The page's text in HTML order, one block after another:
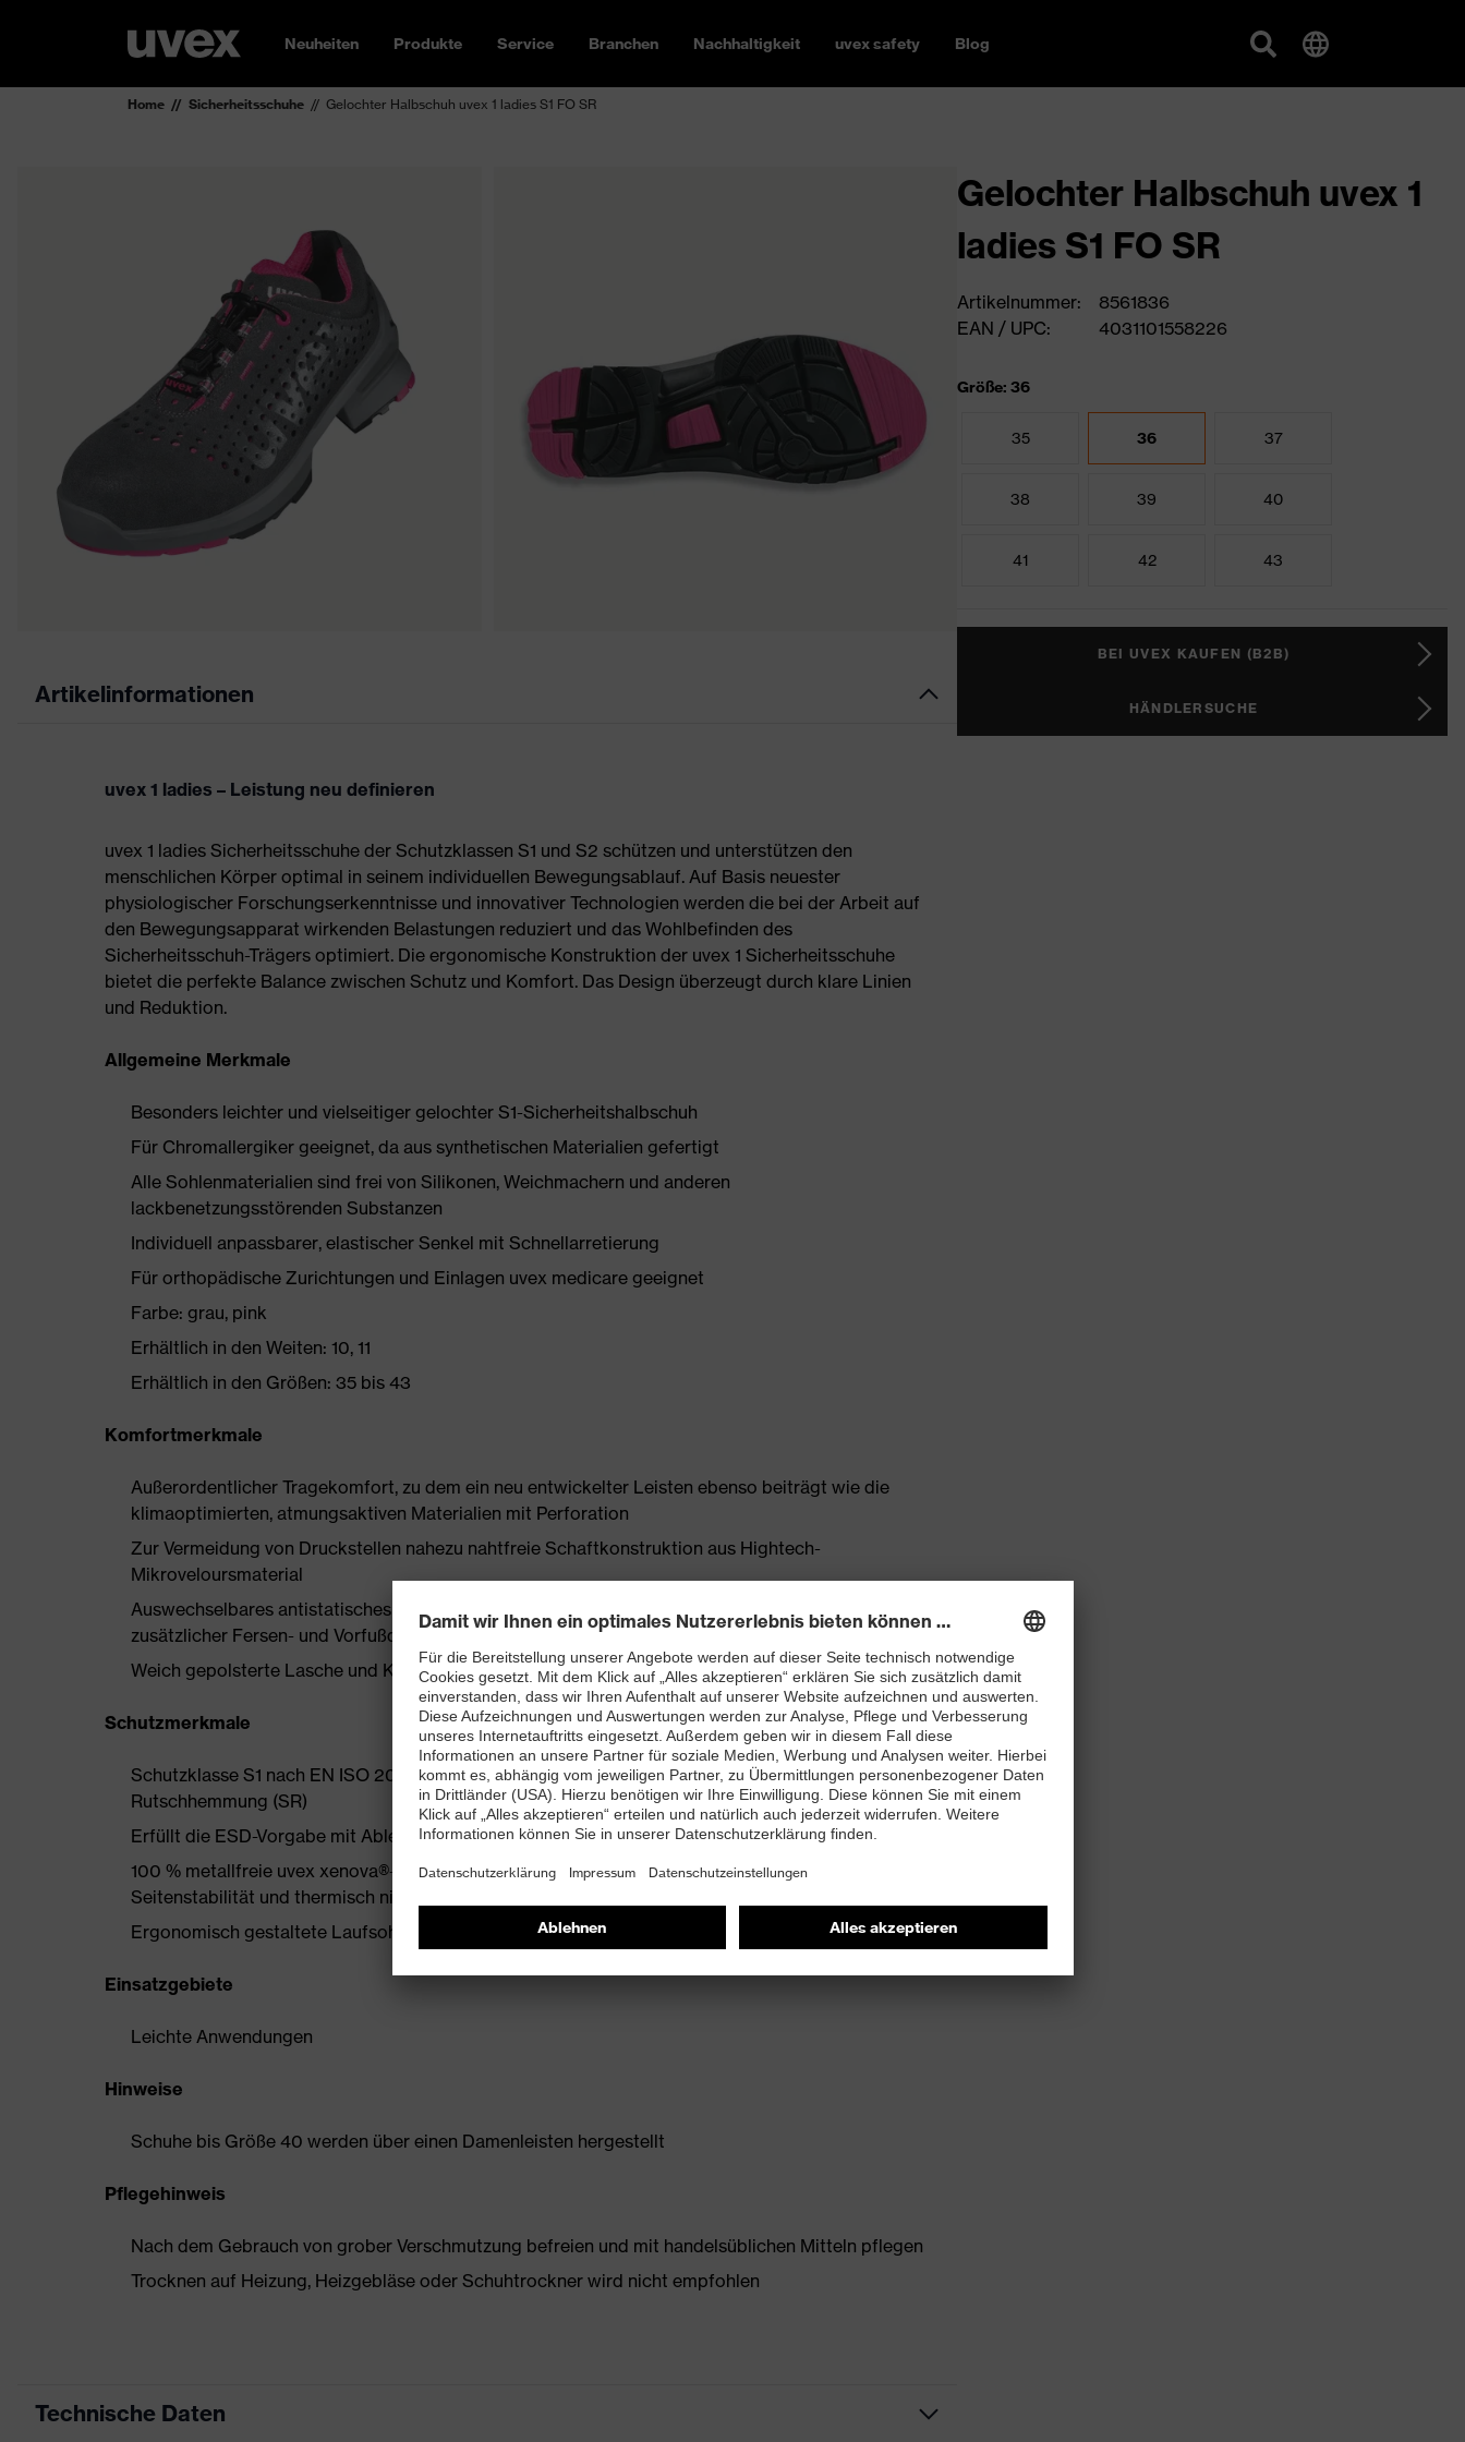
Neuheiten Produkte Service Branchen Nachhaltigkeit uvex safety Blog
Home Sicherheitsschuhe Gelochter Halbschuh uvex 1 ladies S1 FO SR
Artikelinformationen
uvex 1 ladies – Leistung neu definieren
uvex 1 ladies Sicherheitsschuhe der Schutzklassen S1 und S2 schützen und unterstützen den
menschlichen Körper optimal in seinem individuellen Bewegungsablauf. Auf Basis neuester
physiologischer Forschungserkenntnisse und innovativer Technologien werden die bei der Arbeit auf
den Bewegungsapparat wirkenden Belastungen reduziert und das Wohlbefinden des
Sicherheitsschuh-Trägers optimiert. Die ergonomische Konstruktion der uvex 1 Sicherheitsschuhe
bietet die perfekte Balance zwischen Schutz und Komfort. Das Design überzeugt durch klare Linien
und Reduktion.
Allgemeine Merkmale
Besonders leichter und vielseitiger gelochter S1-Sicherheitshalbschuh
Für Chromallergiker geeignet, da aus synthetischen Materialien gefertigt
Alle Sohlenmaterialien sind frei von Silikonen, Weichmachern und anderen
lackbenetzungsstörenden Substanzen
Individuell anpassbarer, elastischer Senkel mit Schnellarretierung
Für orthopädische Zurichtungen und Einlagen uvex medicare geeignet
Farbe: grau, pink
Erhältlich in den Weiten: 10, 11
Erhältlich in den Größen: 35 bis 43
Komfortmerkmale
Außerordentlicher Tragekomfort, zu dem ein neu entwickelter Leisten ebenso beiträgt wie die
klimaoptimierten, atmungsaktiven Materialien mit Perforation
Zur Vermeidung von Druckstellen nahezu nahtfreie Schaftkonstruktion aus Hightech-
Mikroveloursmaterial
Auswechselbares antistatisches Komfortfußbett mit Feuchtigkeitstransportsystem und
zusätzlicher Fersen- und Vorfußdämpfung
Weich gepolsterte Lasche und Kragen
Schutzmerkmale
Schutzklasse S1 nach EN ISO 20345:2022 + A1:2024 mit Zusatzkennzeichnung für sehr gute
Rutschhemmung (SR)
Erfüllt die ESD-Vorgabe mit Ableitwiderstand kleiner 100 Megaohm
100 % metallfreie uvex xenova®-Zehenschutzkappe – kompakt, anatomisch geformt, mit guter
Seitenstabilität und thermisch nicht leitend
Ergonomisch gestaltete Laufsohle aus Zweidichten-Polyurethan mit sehr guter Rutschhemmung
Einsatzgebiete
Leichte Anwendungen
Hinweise
Schuhe bis Größe 40 werden über einen Damenleisten hergestellt
Pflegehinweis
Nach dem Gebrauch von grober Verschmutzung befreien und mit handelsüblichen Mitteln pflegen
Trocknen auf Heizung, Heizgebläse oder Schuhtrockner wird nicht empfohlen
Technische Daten
Gelochter Halbschuh uvex 1
ladies S1 FO SR
Artikelnummer:
8561836
EAN / UPC:
4031101558226
Größe: 36
35 36 37
38 39 40
41 42 43
BEI UVEX KAUFEN (B2B)
HÄNDLERSUCHE